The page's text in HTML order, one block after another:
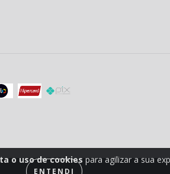
o uso de cookies para agilizar a sua
ENTENDI